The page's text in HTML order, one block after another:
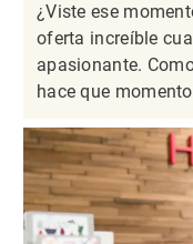
¿Viste ese
oferta increíble
apasionante.
hace que